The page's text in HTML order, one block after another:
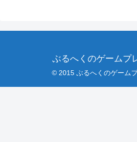
ぶるへくのゲームプ
© 2015 ぶるへくのゲーム